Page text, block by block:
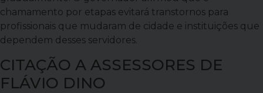
chamamento por etapas evitará transtornos para
profissionais que mudaram de cidade e instituições que
dependem desses servidores.
CITAÇÃO A ASSESSORES DE
FLÁVIO DINO